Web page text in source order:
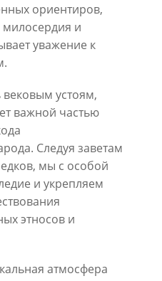
ориентиров,
милосердия и
уважение к
устоям,
важной частью
Следуя заветам
мы с особой
и укрепляем
этносов и
атмосфера